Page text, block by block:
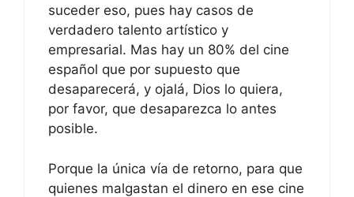
suceder eso, pues hay casos de
verdadero talento artístico y
empresarial. Mas hay un 80% del cine
español que por supuesto que
desaparecerá, y ojalá, Dios lo quiera,
por favor, que desaparezca lo antes
posible.
Porque la única vía de retorno, para que
quienes malgastan el dinero en ese cine